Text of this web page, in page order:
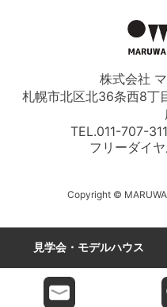
株式会社
札幌市北区北36条西8丁
TEL.011-707-
フリーダイ
Copyright ©
見学会・モデルハウス